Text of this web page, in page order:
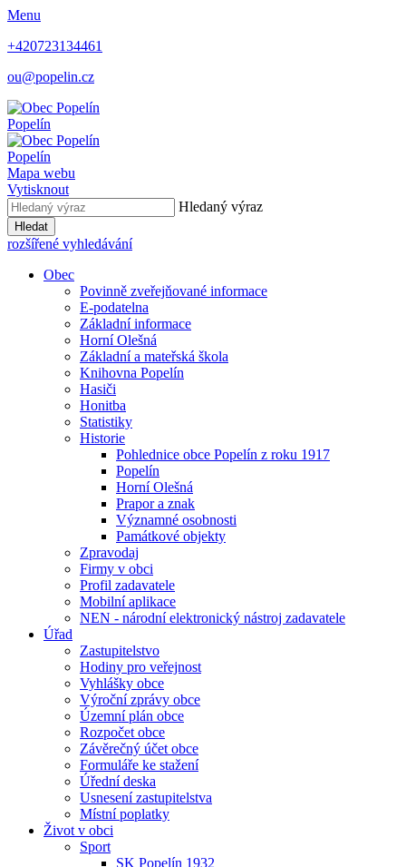
Menu
+420723134461
ou@popelin.cz
Popelín
Popelín
Mapa webu
Vytisknout
Hledaný výraz
Hledat
rozšířené vyhledávání
Obec
Povinně zveřejňované informace
E-podatelna
Základní informace
Horní Olešná
Základní a mateřská škola
Knihovna Popelín
Hasiči
Honitba
Statistiky
Historie
Pohlednice obce Popelín z roku 1917
Popelín
Horní Olešná
Prapor a znak
Významné osobnosti
Památkové objekty
Zpravodaj
Firmy v obci
Profil zadavatele
Mobilní aplikace
NEN - národní elektronický nástroj zadavatele
Úřad
Zastupitelstvo
Hodiny pro veřejnost
Vyhlášky obce
Výroční zprávy obce
Územní plán obce
Rozpočet obce
Závěrečný účet obce
Formuláře ke stažení
Úřední deska
Usnesení zastupitelstva
Místní poplatky
Život v obci
Sport
SK Popelín 1932